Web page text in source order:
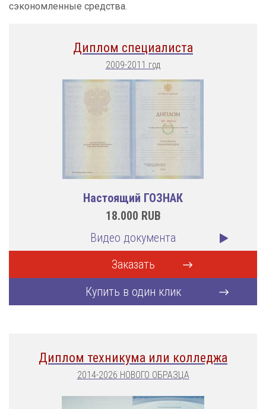
сэкономленные средства.
Диплом специалиста
2009-2011 год
Настоящий ГОЗНАК
18.000 RUB
Видео документа
Заказать
Купить в один клик
Диплом техникума или колледжа
2014-2026 НОВОГО ОБРАЗЦА